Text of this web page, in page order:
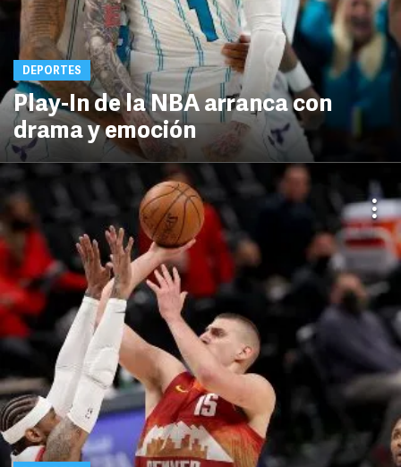
DEPORTES
Play-In de la NBA arranca con
drama y emoción